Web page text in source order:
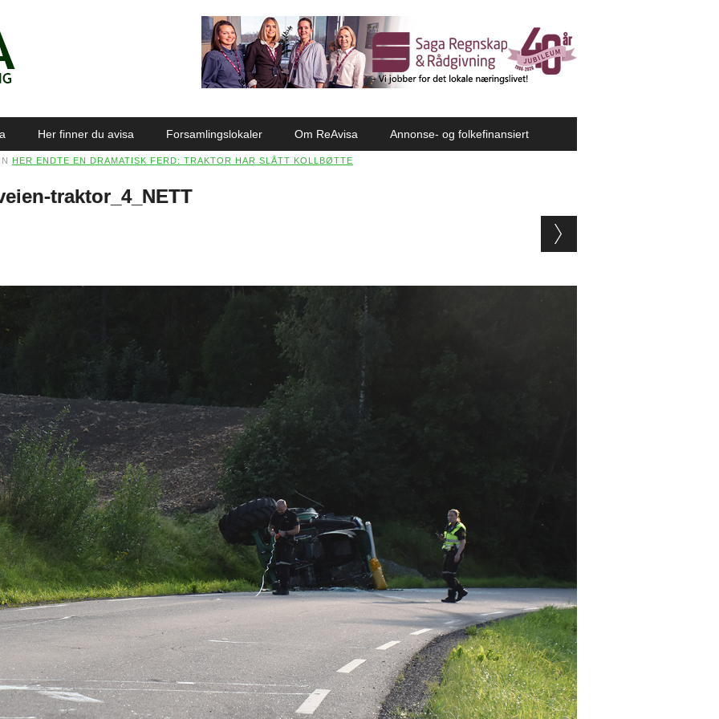
Her finner du avisa Forsamlingslokaler Om ReAvisa Annonse- og folkefinansiert
IN HER ENDTE EN DRAMATISK FERD: TRAKTOR HAR SLÅTT KOLLBØTTE
traktor_4_NETT